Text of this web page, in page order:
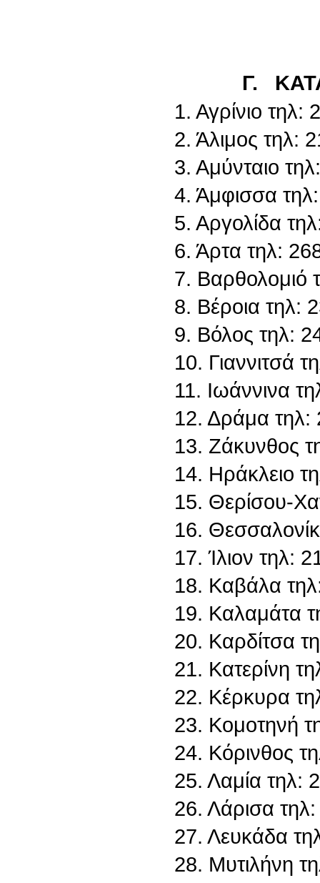
Γ.
1. Αγρίνιο
2. Άλιμος τηλ:
3. Αμύνταιο
4. Άμφισσα
5. Αργολίδα
6. Άρτα τηλ:
7. Βαρθολομιό
8. Βέροια τηλ:
9. Βόλος τηλ:
10. Γιαννιτσά
11. Ιωάννινα
12. Δράμα τηλ:
13. Ζάκυνθος
14. Ηράκλειο
15. Θερίσου-
16.
17. Ίλιον τηλ:
18. Καβάλα
19. Καλαμάτα
20. Καρδίτσα
21. Κατερίνη
22. Κέρκυρα
23. Κομοτηνή
24. Κόρινθος
25. Λαμία τηλ:
26. Λάρισα
27. Λευκάδα
28. Μυτιλήνη